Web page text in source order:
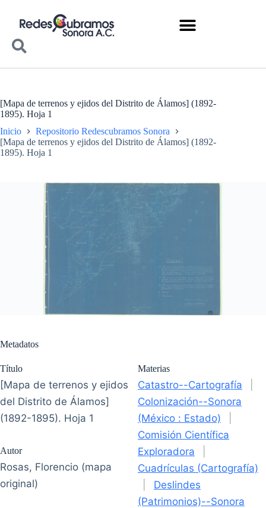
[Mapa de terrenos y ejidos del Distrito de Álamos] (1892-
1895). Hoja 1
Inicio
Repositorio Redescubramos Sonora
[Mapa de terrenos y ejidos del Distrito de Álamos] (1892-
1895). Hoja 1
Metadatos
Título
[Mapa de terrenos y ejidos
del Distrito de Álamos]
(1892-1895). Hoja 1
Autor
Rosas, Florencio (mapa
original)
Materias
Catastro--Cartografía
Colonización--Sonora
(México : Estado)
Comisión Científica
Exploradora
Cuadrículas (Cartografía)
Deslindes
(Patrimonios)--Sonora